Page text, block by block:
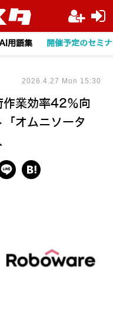
用語集 開催予定のセミ
業効率42％向
オムニソータ
2026.4.27 Mon 15:30